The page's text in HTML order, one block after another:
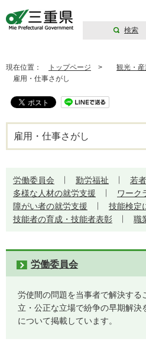
検索
現在位置： トップページ > 観光・産
雇用・仕事さがし
雇用・仕事さがし
労働委員会 勤労福祉
若
多様な人材の就労支援
ワーク
障がい者の就労支援
技能検定
技能者の育成・技能者表彰
職
労働委員会
労使間の問題を当事者で解決する
立・公正な立場で紛争の早期解決
について掲載しています。